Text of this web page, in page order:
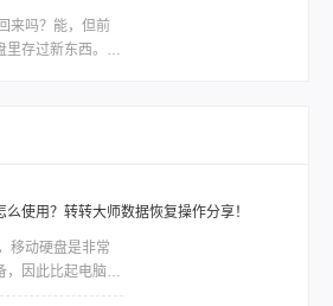
据住了进去，原
也难救。一段糟心
里存过新东西。电
的部分，用什么
使用？转转大师数据恢复操作分享！
，因此比起电脑本
容易出现数据丢